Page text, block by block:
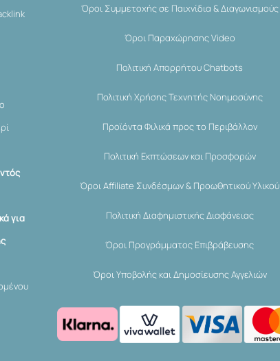
για
Όροι Συμμετοχής σε Παιχνίδια & Διαγωνισμούς
Όροι Παραχώρησης Video
Πολιτική Απορρήτου Chatbots
Πολιτική Χρήσης Τεχνητής Νοημοσύνης
Προϊόντα Φιλικά προς το Περιβάλλον
Πολιτική Εκπτώσεων και Προσφορών
Όροι Affiliate Συνδέσμων & Προωθητικού Υλικού
Πολιτική Διαφημιστικής Διαφάνειας
Όροι Προγράμματος Επιβράβευσης
Όροι Υποβολής και Δημοσίευσης Αγγελιών